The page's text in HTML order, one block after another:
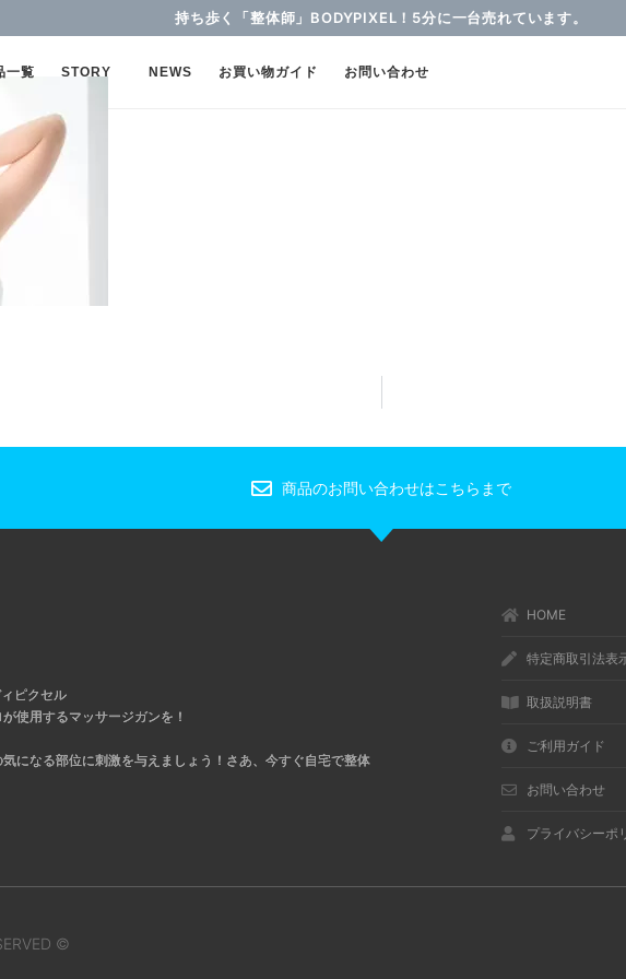
持ち歩く「整体師」BODYPIXEL！5分に一台売れています。
一覧 STORY NEWS お買い物ガイド お問い合わせ
商品のお問い合わせはこちらまで
ピクセル
使用するマッサージガンを！
になる部位に刺激を与えましょう！さあ、今すぐ自宅で整体
HOME
特定商取引法表
取扱説明書
ご利用ガイド
お問い合わせ
プライバシーポ
©